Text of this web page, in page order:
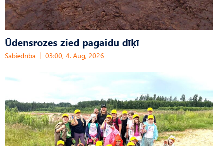
Ūdensrozes zied pagaidu dīķī
Sabiedrība 03:00, 4. Aug, 2026